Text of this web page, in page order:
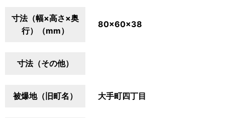
寸法（幅×高さ×奥
行）（mm）
80×60×38
寸法（その他）
被爆地（旧町名） 大手町四丁目